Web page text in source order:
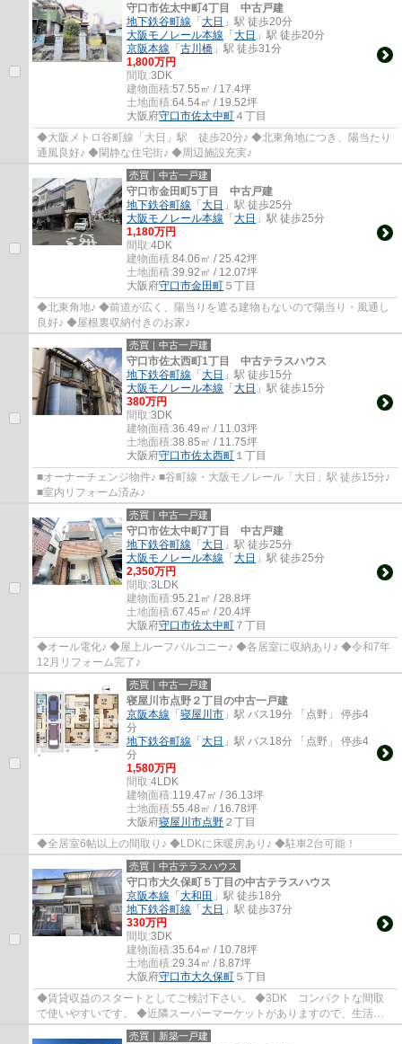
守口市佐太中町4丁目 中古戸建
地下鉄谷町線 「大日 」駅 徒歩20分
大阪モノレール本線 「大日 」駅 徒歩20分
京阪本線 「古川橋 」駅 徒歩31分
1,800万円
間取:3DK
建物面積:57.55㎡ / 17.4坪
土地面積:64.54㎡ / 19.52坪
大阪府守口市佐太中町 ４丁目
◆大阪メトロ谷町線「大日」駅 徒歩20分♪ ◆北東角地につき、陽当たり
通風良好♪ ◆閑静な住宅街♪ ◆周辺施設充実♪
売買｜中古一戸建
守口市金田町5丁目 中古戸建
地下鉄谷町線 「大日 」駅 徒歩25分
大阪モノレール本線 「大日 」駅 徒歩25分
1,180万円
間取:4DK
建物面積:84.06㎡ / 25.42坪
土地面積:39.92㎡ / 12.07坪
大阪府守口市金田町 ５丁目
◆北東角地♪ ◆前道が広く、陽当りを遮る建物もないので陽当り・風通し
良好♪ ◆屋根裏収納付きのお家♪
売買｜中古一戸建
守口市佐太西町1丁目 中古テラスハウス
地下鉄谷町線 「大日 」駅 徒歩15分
大阪モノレール本線 「大日 」駅 徒歩15分
380万円
間取:3DK
建物面積:36.49㎡ / 11.03坪
土地面積:38.85㎡ / 11.75坪
大阪府守口市佐太西町 １丁目
■オーナーチェンジ物件♪ ■谷町線・大阪モノレール「大日」駅 徒歩15分♪
■室内リフォーム済み♪
売買｜中古一戸建
守口市佐太中町7丁目 中古戸建
地下鉄谷町線 「大日 」駅 徒歩25分
大阪モノレール本線 「大日 」駅 徒歩25分
2,350万円
間取:3LDK
建物面積:95.21㎡ / 28.8坪
土地面積:67.45㎡ / 20.4坪
大阪府守口市佐太中町 ７丁目
◆オール電化♪ ◆屋上ルーフバルコニー♪ ◆各居室に収納あり♪ ◆令和7年
12月リフォーム完了♪
売買｜中古一戸建
寝屋川市点野２丁目の中古一戸建
京阪本線 「寝屋川市 」駅 バス19分 「点野」 停歩4
分
地下鉄谷町線 「大日 」駅 バス18分 「点野」 停歩4
分
1,580万円
間取:4LDK
建物面積:119.47㎡ / 36.13坪
土地面積:55.48㎡ / 16.78坪
大阪府寝屋川市点野 ２丁目
◆全居室6帖以上の間取り♪ ◆LDKに床暖房あり♪ ◆駐車2台可能！
売買｜中古テラスハウス
守口市大久保町５丁目の中古テラスハウス
京阪本線 「大和田 」駅 徒歩18分
地下鉄谷町線 「大日 」駅 徒歩37分
330万円
間取:3DK
建物面積:35.64㎡ / 10.78坪
土地面積:29.34㎡ / 8.87坪
大阪府守口市大久保町 ５丁目
◆賃貸収益のスタートとしてご検討下さい。 ◆3DK コンパクトな間取
で使いやすいです。 ◆近隣スーパーマーケットがありますので、生活便
良好です。
売買｜新築一戸建